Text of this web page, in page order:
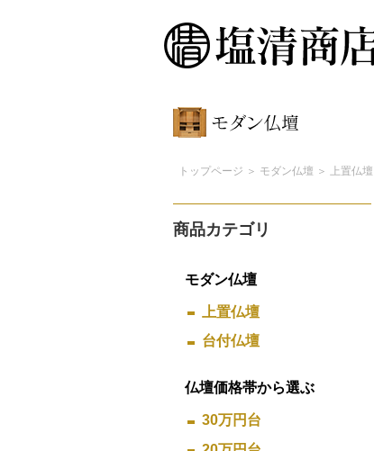
トップページ ＞ モダン仏壇 ＞ 上置仏壇
商品カテゴリ
モダン仏壇
上置仏壇
台付仏壇
仏壇価格帯から選ぶ
30万円台